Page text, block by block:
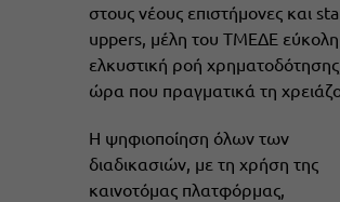
στους νέους επιστήμονες και
uppers, μέλη του ΤΜΕΔΕ εύκολη
ελκυστική ροή
ώρα που πραγματικά τη
Η ψηφιοποίηση όλων των
διαδικασιών, με τη χρήση της
καινοτόμας πλατφόρμας,